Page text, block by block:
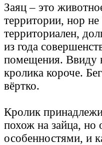
Заяц – это
территории, нор
территориален,
из года
помещения. Ввиду
кролика короче.
вёртко.
Кролик
похож на зайца, но
особенностями, и